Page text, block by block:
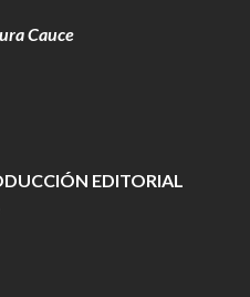
Cauce
EDITORIAL